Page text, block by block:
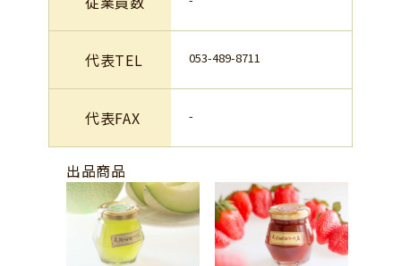
代表TEL 053-489-8711
代表FAX -
出品商品